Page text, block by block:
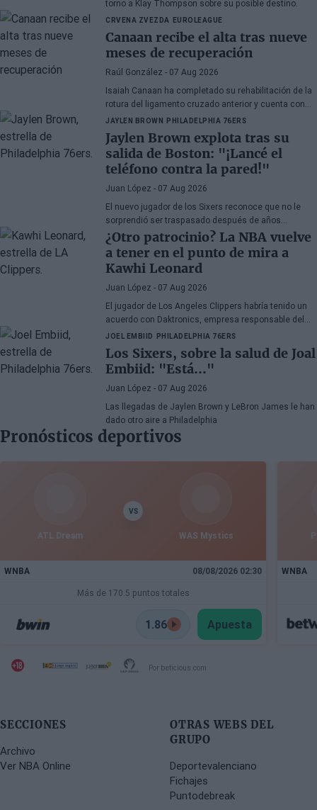
torno a Klay Thompson sobre su posible destino.
CRVENA ZVEZDA EUROLEAGUE
Canaan recibe el alta tras nueve
meses de recuperación
Raúl González - 07 Aug 2026
Isaiah Canaan ha completado su rehabilitación de la
rotura del ligamento cruzado anterior y cuenta con
autorización médica para retomar todas las
actividades de baloncesto. El veterano base de 35
años busca regresar a laEuroligatras el paréntesis
forzado de la temporada 2025-26.
JAYLEN BROWN PHILADELPHIA 76ERS
Jaylen Brown explota tras su
salida de Boston: "¡Lancé el
teléfono contra la pared!"
Juan López - 07 Aug 2026
El nuevo jugador de los Sixers reconoce que no le
sorprendió ser traspasado después de años
apareciendo en rumores, aunque admite su
decepción por la manera en la que los Celtics
gestionaron la situación.
¿Otro patrocinio? La NBA vuelve
a tener en el punto de mira a
Kawhi Leonard
Juan López - 07 Aug 2026
El jugador de Los Angeles Clippers habría tenido un
acuerdo con Daktronics, empresa responsable del
videomarcador del Intuit Dome
JOEL EMBIID PHILADELPHIA 76ERS
Los Sixers, sobre la salud de Joal
Embiid: "Está..."
Juan López - 07 Aug 2026
Las llegadas de Jaylen Brown y LeBron James le han
dado otro aire a Philadelphia
Pronósticos deportivos
ATL Dream
VS
WAS Mystics
WNBA 08/08/2026 02:30
Más de 170.5 puntos totales
1.86 Apuesta
WNBA
Por beticious.com
SECCIONES
Archivo
Ver NBA Online
OTRAS WEBS DEL
GRUPO
Deportevalenciano
Fichajes
Puntodebreak